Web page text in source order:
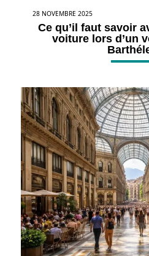
28 NOVEMBRE 2025
Ce qu’il faut savoir
voiture lors d’un